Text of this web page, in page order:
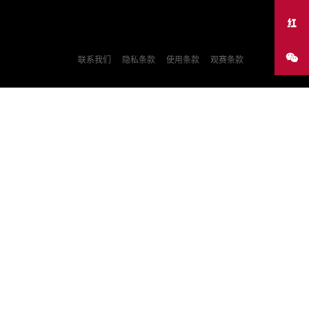
联系我们 隐私条款 使用条款 观赛条款